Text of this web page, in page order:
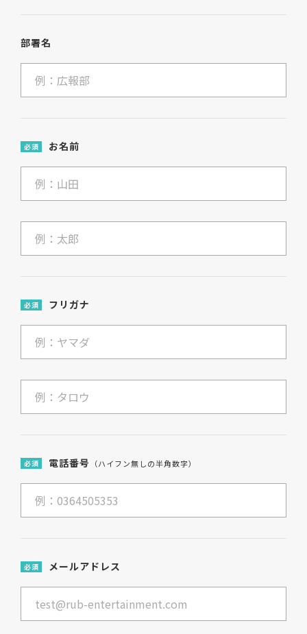
部署名
必須 お名前
必須 フリガナ
必須 電話番号 （ハイフン無しの半角数字）
必須 メールアドレス